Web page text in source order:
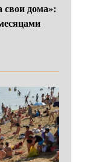
свои дома»: